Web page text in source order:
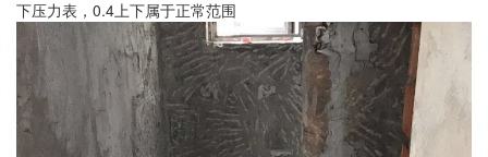
下压力表，0.4上下属于正常范围